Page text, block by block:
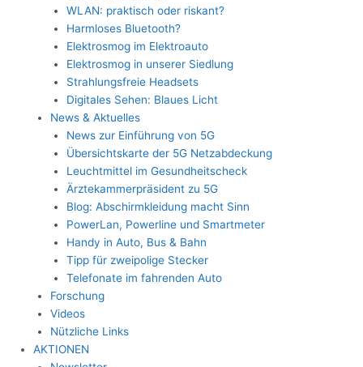
WLAN: praktisch oder riskant?
Harmloses Bluetooth?
Elektrosmog im Elektroauto
Elektrosmog in unserer Siedlung
Strahlungsfreie Headsets
Digitales Sehen: Blaues Licht
News & Aktuelles
News zur Einführung von 5G
Übersichtskarte der 5G Netzabdeckung
Leuchtmittel im Gesundheitscheck
Ärztekammerpräsident zu 5G
Blog: Abschirmkleidung macht Sinn
PowerLan, Powerline und Smartmeter
Handy in Auto, Bus & Bahn
Tipp für zweipolige Stecker
Telefonate im fahrenden Auto
Forschung
Videos
Nützliche Links
AKTIONEN